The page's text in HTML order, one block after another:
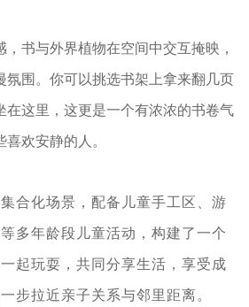
，书与外界植物在空间中交互掩映，
氛围。你可以挑选书架上拿来翻几页
在这里，这更是一个有浓浓的书卷气
欢安静的人。
合化场景，配备儿童手工区、游
多年龄段儿童活动，构建了一个
起玩耍，共同分享生活，享受成
步拉近亲子关系与邻里距离。